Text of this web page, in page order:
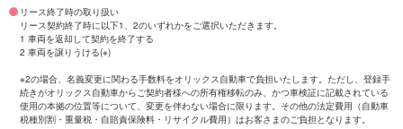
リース終了時の取り扱い
リース契約終了時に以下1、2のいずれかをご選択いただきます。
1 車両を返却して契約を終了する
2 車両を譲りうける(※)
※2の場合、名義変更に関わる手数料をオリックス自動車で負担いたします。ただし、登録手
続きがオリックス自動車からご契約者様への所有権移転のみ、かつ車検証に記載されている
使用の本拠の位置等について、変更を伴わない場合に限ります。その他の法定費用（自動車
税種別割・重量税・自賠責保険料・リサイクル費用）はお客さまのご負担となります。